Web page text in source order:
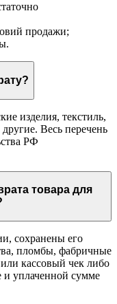
продажи;
изделия, текстиль,
Весь перечень
РФ
товара для
сохранены его
пломбы, фабричные
кассовый чек либо
уплаченной сумме